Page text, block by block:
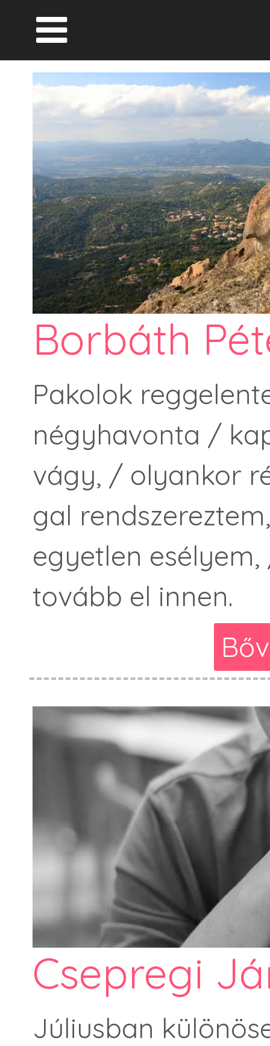
Borbáth
Pakolok
négyhavonta /
vágy, / olyankor
gal
egyetlen
tovább el innen.
Csepregi
Júliusban